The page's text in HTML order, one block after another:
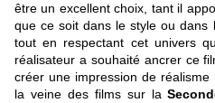
être un excellent choix, tant il
que ce soit dans le style ou
tout en respectant cet univers
réalisateur a souhaité ancrer ce
créer une impression de
la veine des films sur la